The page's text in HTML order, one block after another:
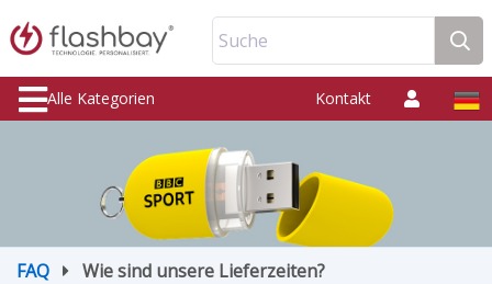
Suche
Alle Kategorien Kontakt
FAQ Wie sind unsere Lieferzeiten?